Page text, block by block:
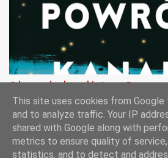
Gdy powrócą kanarki - Laura Barrow -
Obsługiwane przez
This site uses cookies from
and to analyze traffic. Your IP
shared with Google along with
metrics to ensure quality of
statistics, and to detect and